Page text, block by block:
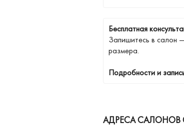
Бесплатная
Запишитесь в салон
размера.
Подробности и
АДРЕСА САЛОНОВ